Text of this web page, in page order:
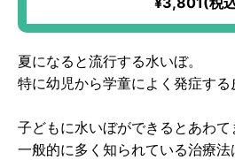
夏になると流行する水いぼ。
特に幼児から学童によく発症する
子どもに水いぼができるとあわて
一般的に多く知られている治療法